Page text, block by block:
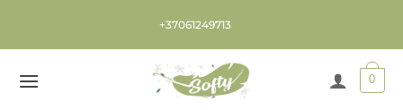
content
+37061249713
0